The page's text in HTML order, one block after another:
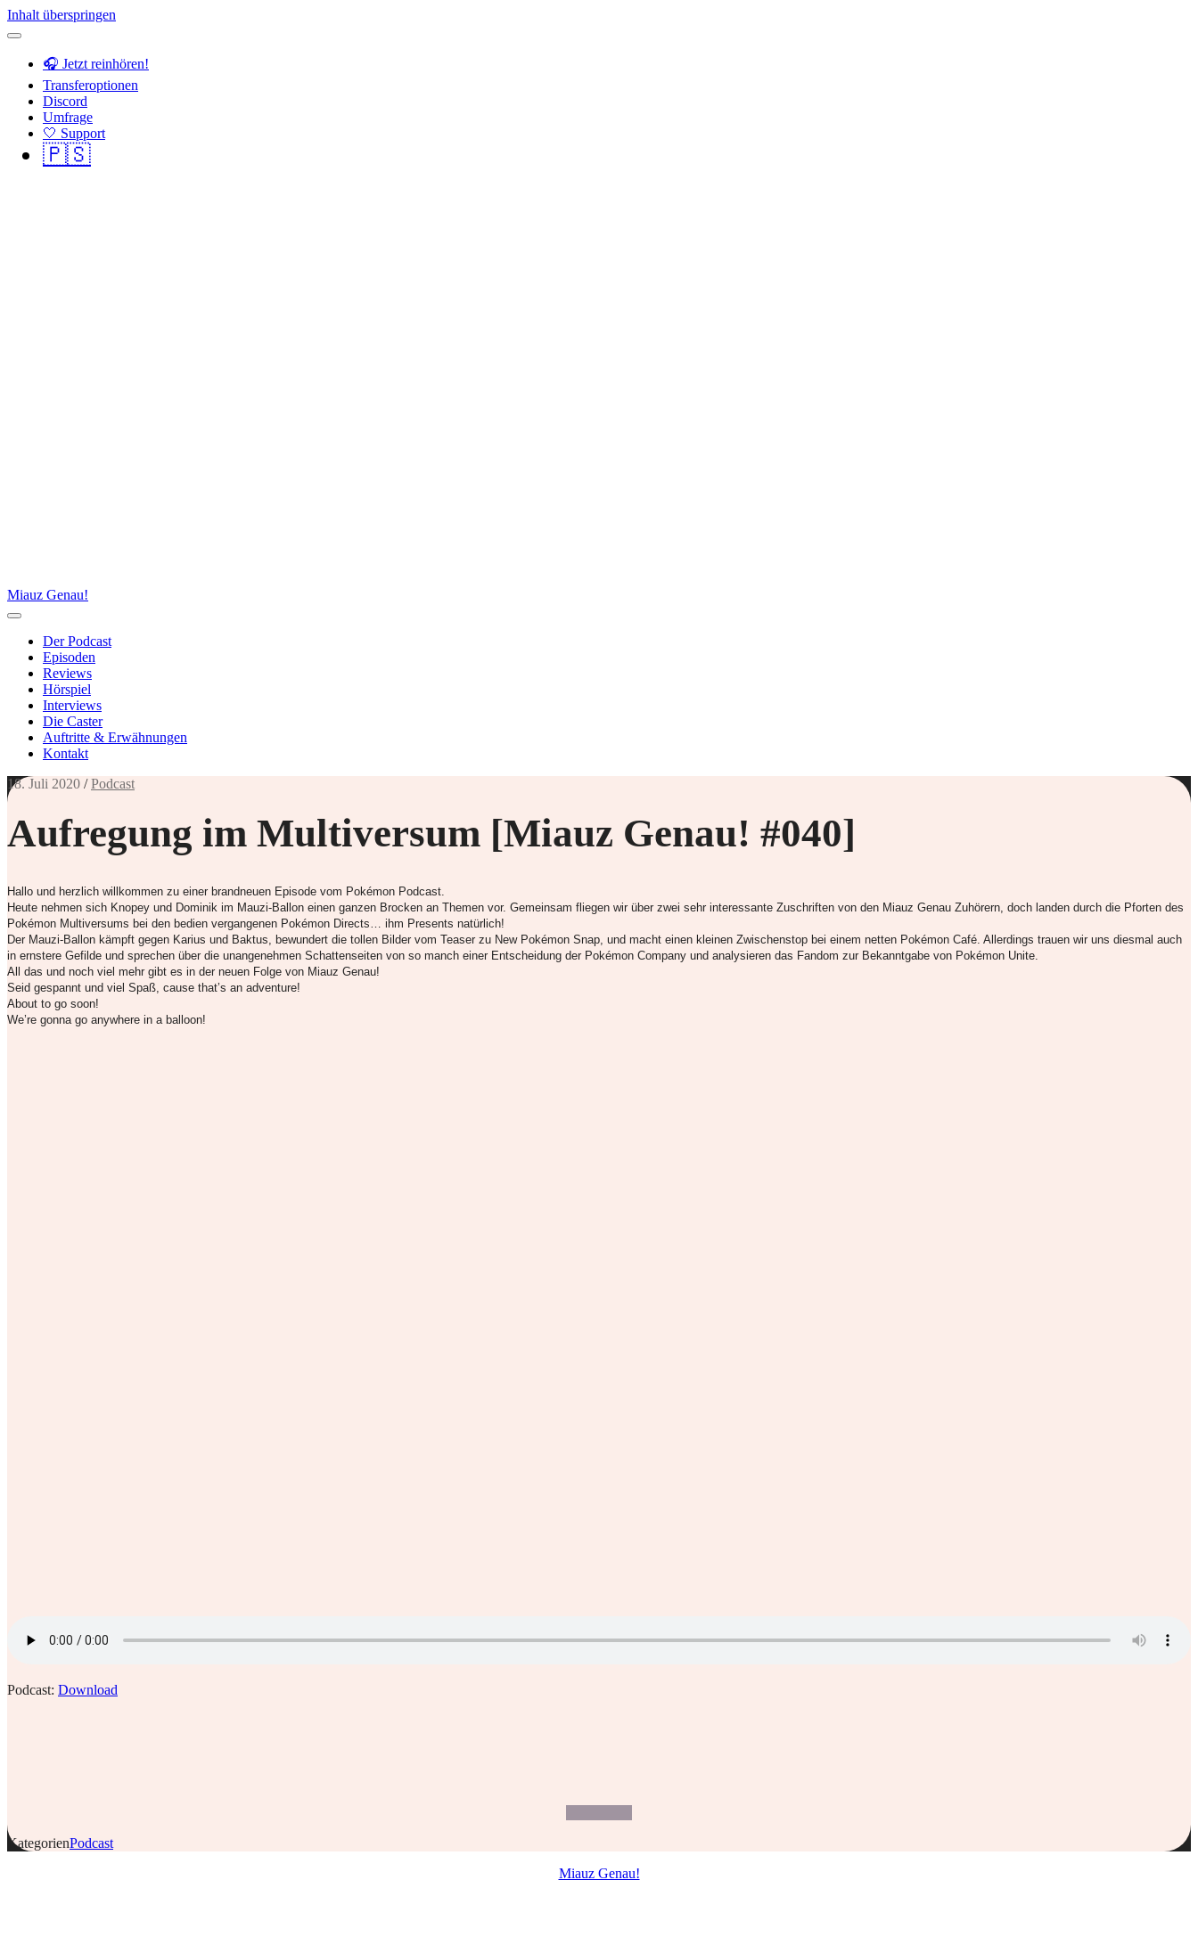
Inhalt überspringen
🎧 Jetzt reinhören!
Transferoptionen
Discord
Umfrage
🤍 Support
🇵🇸
Miauz Genau!
Der Podcast
Episoden
Reviews
Hörspiel
Interviews
Die Caster
Auftritte & Erwähnungen
Kontakt
18. Juli 2020 /Podcast
Aufregung im Multiversum [Miauz Genau! #040]
Hallo und herzlich willkommen zu einer brandneuen Episode vom Pokémon Podcast.
Heute nehmen sich Knopey und Dominik im Mauzi-Ballon einen ganzen Brocken an Themen vor. Gemeinsam fliegen wir über zwei sehr interessante Zuschriften von den Miauz Genau Zuhörern, doch landen durch die Pforten des
Pokémon Multiversums bei den bedien vergangenen Pokémon Directs… ihm Presents natürlich!
Der Mauzi-Ballon kämpft gegen Karius und Baktus, bewundert die tollen Bilder vom Teaser zu New Pokémon Snap, und macht einen kleinen Zwischenstop bei einem netten Pokémon Café. Allerdings trauen wir uns diesmal auch
in ernstere Gefilde und sprechen über die unangenehmen Schattenseiten von so manch einer Entscheidung der Pokémon Company und analysieren das Fandom zur Bekanntgabe von Pokémon Unite.
All das und noch viel mehr gibt es in der neuen Folge von Miauz Genau!
Seid gespannt und viel Spaß, cause that’s an adventure!
About to go soon!
We’re gonna go anywhere in a balloon!
Podcast: Download
KategorienPodcast
Miauz Genau!